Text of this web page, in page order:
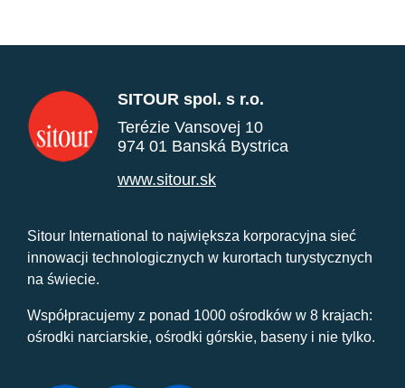
SITOUR spol. s r.o.
Terézie Vansovej 10
974 01 Banská Bystrica
www.sitour.sk
Sitour International to największa korporacyjna sieć
innowacji technologicznych w kurortach turystycznych
na świecie.
Współpracujemy z ponad 1000 ośrodków w 8 krajach:
ośrodki narciarskie, ośrodki górskie, baseny i nie tylko.